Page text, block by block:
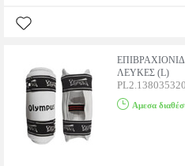
ΛΕΥΚΕΣ (L)
PL2.138035320
Αμεσα